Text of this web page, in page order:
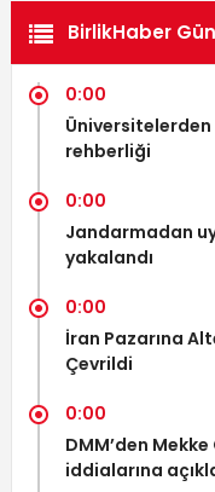
BirlikHaber
0:00
rehberliği
0:00
Jandarmadan
yakalandı
0:00
İran Pazarına
Çevrildi
0:00
DMM’den
iddialarına